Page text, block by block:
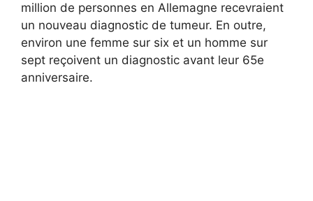
million de personnes en Allemagne recevraient
un nouveau diagnostic de tumeur. En outre,
environ une femme sur six et un homme sur
sept reçoivent un diagnostic avant leur 65e
anniversaire.